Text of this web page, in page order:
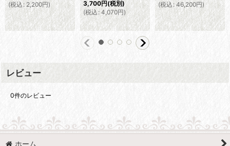
(税込: 2,200円)
3,700円(税別)
(税込 : 4,070円)
(税込: 46,200円)
レビュー
0件のレビュー
ホーム